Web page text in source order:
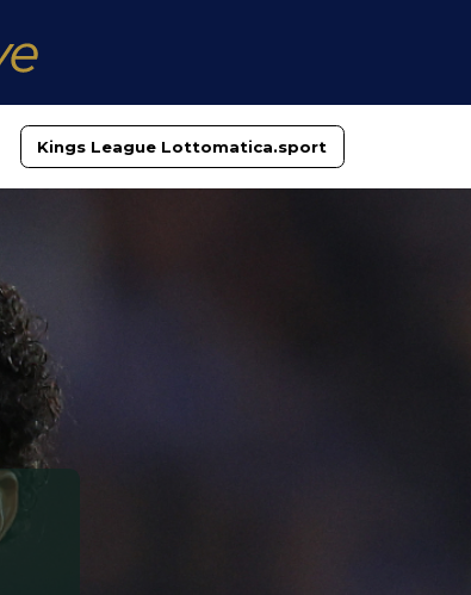
Kings League Lottomatica.sport